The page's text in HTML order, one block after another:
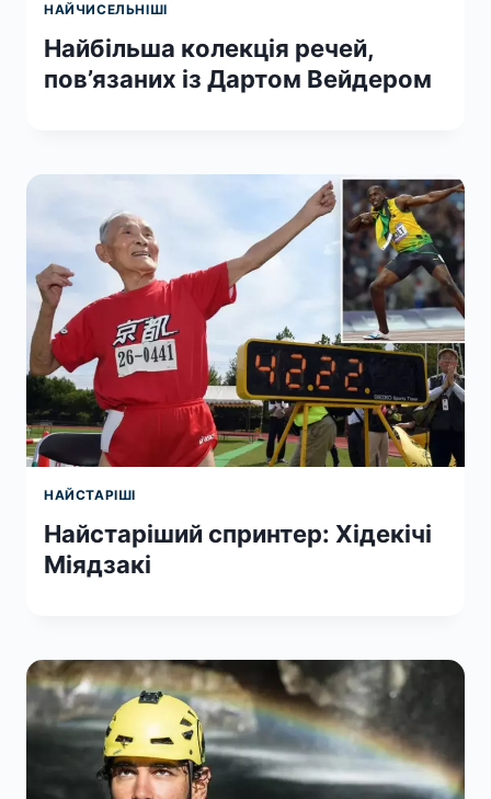
НАЙЧИСЕЛЬНІШІ
Найбільша колекція речей,
пов’язаних із Дартом Вейдером
НАЙСТАРІШІ
Найстаріший спринтер: Хідекічі
Міядзакі